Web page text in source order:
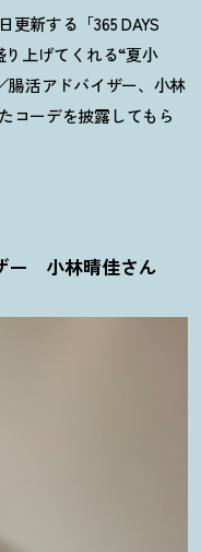
新する「365 DAYS
上げてくれる“夏小
腸活アドバイザー、小林
コーデを披露してもら
ー 小林晴佳さん